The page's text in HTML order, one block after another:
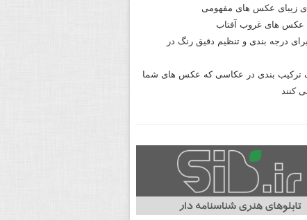
زیبای عکس های مفهومی
عکس های غروب آفتاب
درجه بندی و تنظیم دقیق رنگ در
ترکیب بندی در عکاسی که عکس های شما
کنند